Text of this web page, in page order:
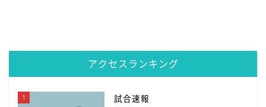
アクセスランキング
1 試合速報